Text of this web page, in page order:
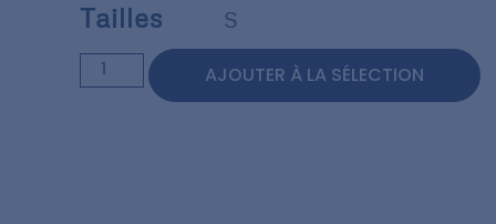
Tailles S
AJOUTER À LA SÉLECTION